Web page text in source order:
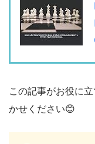
この記事がお役に
かせください😊